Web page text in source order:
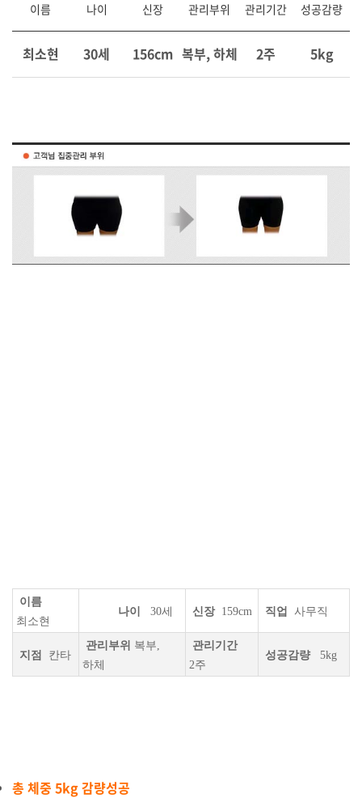
이름 나이 신장 관리부위 관리기간 성공감량
최소현 30세 156cm 복부, 하체 2주 5kg
이름
최소현
나이 30세 신장159cm 직업 사무직
지점 칸타
관리부위 복부,
하체
관리기간
2주
성공감량5kg
총 체중 5kg 감량성공